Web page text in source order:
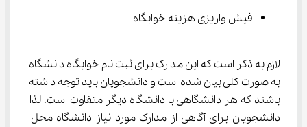
فیش واریزی هزینه خوابگاه
لازم به ذکر است که این مدارک برای ثبت نام خوابگاه دانشگاه
به صورت کلی بیان شده است و دانشجویان باید توجه داشته
باشند که هر دانشگاهی با دانشگاه دیگر متفاوت است. لذا
دانشجویان برای آگاهی از مدارک مورد نیاز دانشگاه محل